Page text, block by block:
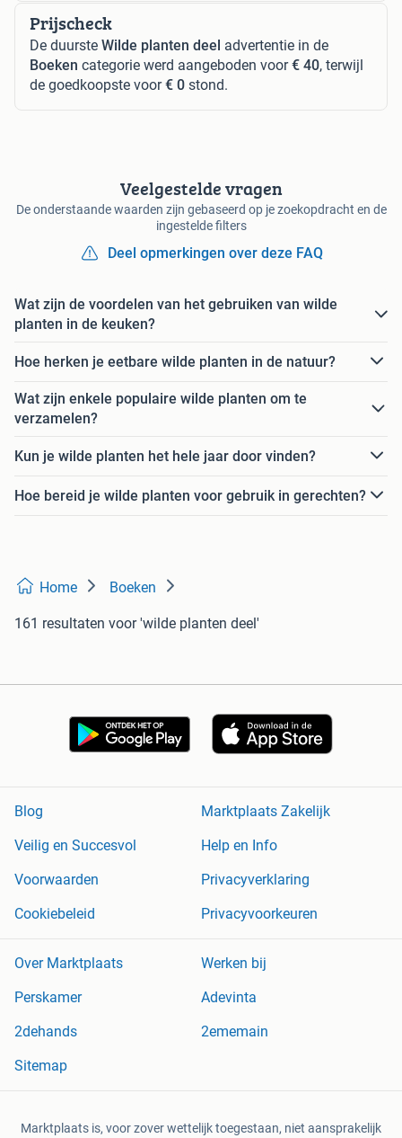
Prijscheck
De duurste Wilde planten deel advertentie in de
Boeken categorie werd aangeboden voor€ 40, terwijl
de goedkoopste voor€ 0 stond.
Veelgestelde vragen
De onderstaande waarden zijn gebaseerd op je zoekopdracht en de
ingestelde filters
Deel opmerkingen over deze FAQ
Wat zijn de voordelen van het gebruiken van wilde
planten in de keuken?
Hoe herken je eetbare wilde planten in de natuur?
Wat zijn enkele populaire wilde planten om te
verzamelen?
Kun je wilde planten het hele jaar door vinden?
Hoe bereid je wilde planten voor gebruik in gerechten?
Home Boeken
161 resultaten voor 'wilde planten deel'
Blog
Marktplaats Zakelijk
Veilig en Succesvol
Help en Info
Voorwaarden
Privacyverklaring
Cookiebeleid
Privacyvoorkeuren
Over Marktplaats
Werken bij
Perskamer
Adevinta
2dehands
2ememain
Sitemap
Marktplaats is, voor zover wettelijk toegestaan, niet aansprakelijk